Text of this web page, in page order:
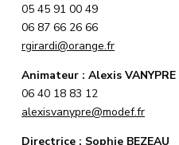
05 45 91 00 49
06 87 66 26 66
rgirardi@orange.fr
Animateur : Alexis VANYPRE
06 40 18 83 12
alexisvanypre@modef.fr
Directrice : Sophie BEZEAU